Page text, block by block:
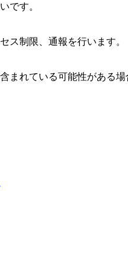
です。
ス制限、通報を行います。
まれている可能性がある